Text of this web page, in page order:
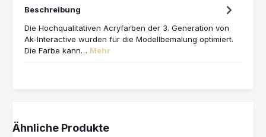
Beschreibung
Die Hochqualitativen Acryfarben der 3. Generation von
Ak-Interactive wurden für die Modellbemalung optimiert.
Die Farbe kann… Mehr
Produktgalerie überspringen
Ähnliche Produkte